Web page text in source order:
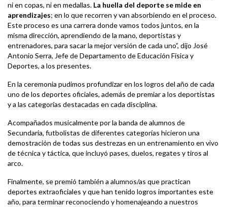
ni en copas, ni en medallas. La huella del deporte se mide en
aprendizajes; en lo que recorren y van absorbiendo en el proceso.
Este proceso es una carrera donde vamos todos juntos, en la
misma dirección, aprendiendo de la mano, deportistas y
entrenadores, para sacar la mejor versión de cada uno”, dijo José
Antonio Serra, Jefe de Departamento de Educación Física y
Deportes, a los presentes.
En la ceremonia pudimos profundizar en los logros del año de cada
uno de los deportes oficiales, además de premiar a los deportistas
y a las categorías destacadas en cada disciplina.
Acompañados musicalmente por la banda de alumnos de
Secundaria, futbolistas de diferentes categorías hicieron una
demostración de todas sus destrezas en un entrenamiento en vivo
de técnica y táctica, que incluyó pases, duelos, regates y tiros al
arco.
Finalmente, se premió también a alumnos/as que practican
deportes extraoficiales y que han tenido logros importantes este
año, para terminar reconociendo y homenajeando a nuestros